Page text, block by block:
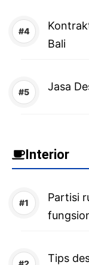
Bali
Jasa
Interior
Partisi
Tips